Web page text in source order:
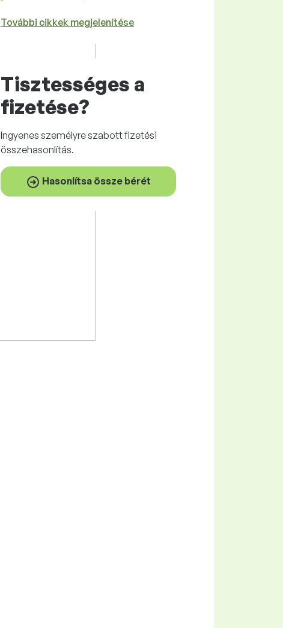
További cikkek megjelenítése
Tisztességes a
fizetése?
Ingyenes személyre szabott fizetési
összehasonlítás.
Hasonlítsa össze bérét